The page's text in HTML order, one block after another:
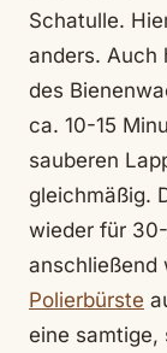
Schatulle.
anders. Auch
des
ca. 10-15
sauberen
gleichmäßig.
wieder für
anschließend
Polierbürste
eine samtige,